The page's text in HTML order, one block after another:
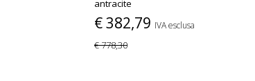
antracite
€ 382,79 IVA esclusa
€ 778,30